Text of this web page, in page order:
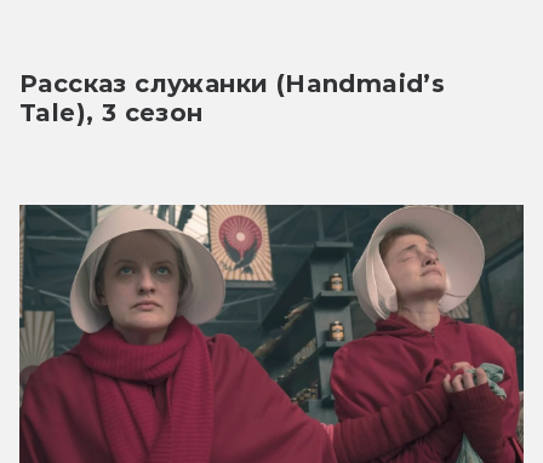
Рассказ служанки (Handmaid’s
Tale), 3 сезон